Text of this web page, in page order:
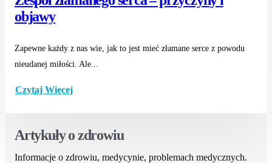
objawy
Zapewne każdy z nas wie, jak to jest mieć złamane serce z powodu
nieudanej miłości. Ale...
Czytaj Więcej
Artykuły o zdrowiu
Informacje o zdrowiu, medycynie, problemach medycznych.